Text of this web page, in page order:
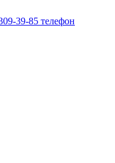
39-85 телефон